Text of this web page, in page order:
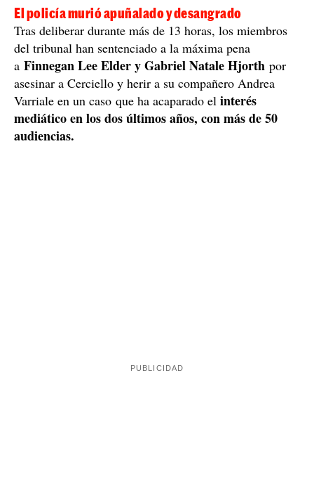
El policía murió apuñalado y desangrado
Tras deliberar durante más de 13 horas, los miembros
del tribunal han sentenciado a la máxima pena
a Finnegan Lee Elder y Gabriel Natale Hjorth por
asesinar a Cerciello y herir a su compañero Andrea
Varriale en un caso que ha acaparado el interés
mediático en los dos últimos años, con más de 50
audiencias.